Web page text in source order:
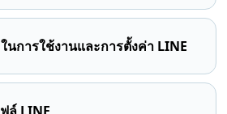
การใช้งานและการตั้งค่า LINE